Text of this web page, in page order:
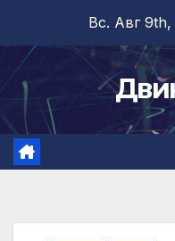
содержимому
Вс. Авг 9th,